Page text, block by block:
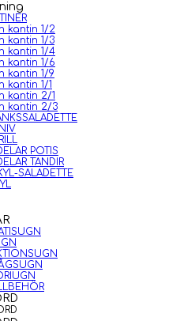
kantin 1/2
kantin 1/3
kantin 1/4
kantin 1/6
kantin 1/9
kantin 1/1
kantin 2/1
kantin 2/3
POTIS
TANDIR
SALADETTE